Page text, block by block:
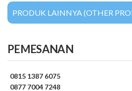
PRODUK LAINNYA (OTHER
PEMESANAN
0815 1387 6075
0877 7004 7248